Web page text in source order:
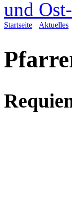
Startseite Aktuelles